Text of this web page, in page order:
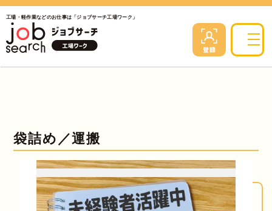
工場・軽作業などのお仕事は「ジョブサーチ工場ワーク」
袋詰め／運搬